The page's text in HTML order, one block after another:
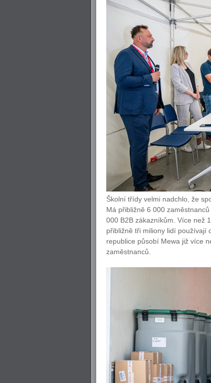
Školní třídy velmi nadchlo, že
Má přibližně 6 000
000 B2B zákazníkům. Více než
přibližně tři miliony lidí používají
republice působí Mewa již více
zaměstnanců.